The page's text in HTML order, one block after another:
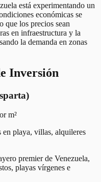
está experimentando un
económicas se
que los precios sean
en infraestructura y la
la demanda en zonas
Inversión
m²
en playa, villas, alquileres
premier de Venezuela,
playas vírgenes e